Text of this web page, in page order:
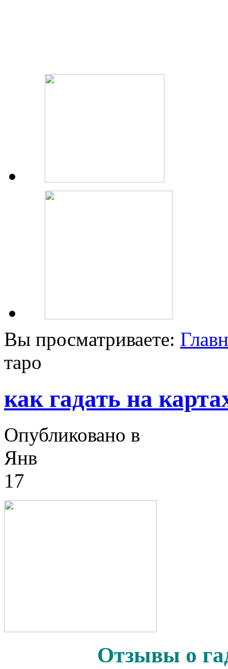
Вы просматриваете:
таро
как гадать на
Опубликовано в
Янв
17
Отзывы о